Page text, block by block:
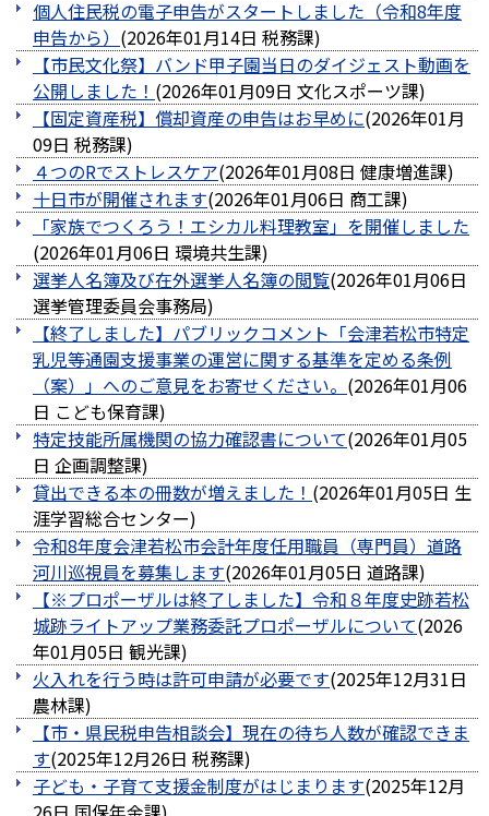
個人住民税の電子申告がスタートしました（令和8年度
申告から） (2026年01月14日 税務課)
【市民文化祭】バンド甲子園当日のダイジェスト動画を
公開しました！ (2026年01月09日 文化スポーツ課)
【固定資産税】償却資産の申告はお早めに(2026年01月
09日 税務課)
４つのRでストレスケア(2026年01月08日 健康増進課)
十日市が開催されます(2026年01月06日 商工課)
「家族でつくろう！エシカル料理教室」を開催しました
(2026年01月06日 環境共生課)
選挙人名簿及び在外選挙人名簿の閲覧(2026年01月06日
選挙管理委員会事務局)
【終了しました】パブリックコメント「会津若松市特定
乳児等通園支援事業の運営に関する基準を定める条例
（案）」へのご意見をお寄せください。 (2026年01月06
日 こども保育課)
特定技能所属機関の協力確認書について(2026年01月05
日 企画調整課)
貸出できる本の冊数が増えました！ (2026年01月05日 生
涯学習総合センター)
令和8年度会津若松市会計年度任用職員（専門員）道路
河川巡視員を募集します(2026年01月05日 道路課)
【※プロポーザルは終了しました】令和８年度史跡若松
城跡ライトアップ業務委託プロポーザルについて(2026
年01月05日 観光課)
火入れを行う時は許可申請が必要です(2025年12月31日
農林課)
【市・県民税申告相談会】現在の待ち人数が確認できま
す(2025年12月26日 税務課)
子ども・子育て支援金制度がはじまります(2025年12月